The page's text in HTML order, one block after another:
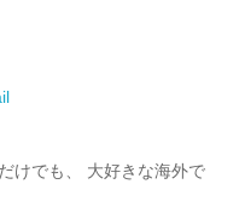
けでも、 大好きな海外で